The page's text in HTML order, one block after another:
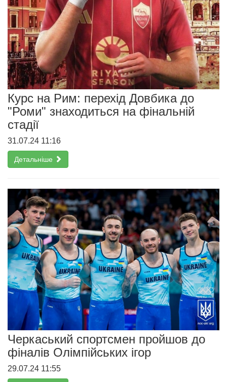
Курс на Рим: перехід Довбика до
"Роми" знаходиться на фінальній
стадії
31.07.24 11:16
Детальніше
Черкаський спортсмен пройшов до
фіналів Олімпійських ігор
29.07.24 11:55